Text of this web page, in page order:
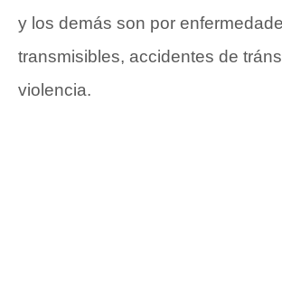
y los demás son por
transmisibles, accidentes de
violencia.